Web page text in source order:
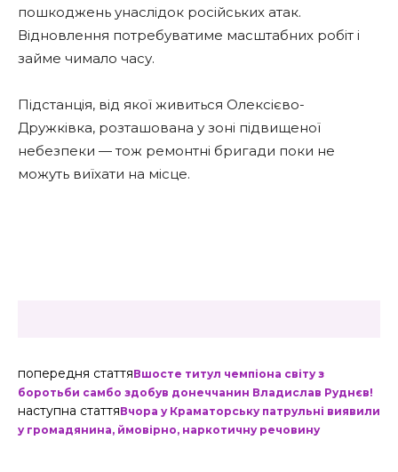
пошкоджень унаслідок російських атак.
Відновлення потребуватиме масштабних робіт і
займе чимало часу.
Підстанція, від якої живиться Олексієво-
Дружківка, розташована у зоні підвищеної
небезпеки — тож ремонтні бригади поки не
можуть виїхати на місце.
попередня статтяВшосте титул чемпіона світу з
боротьби самбо здобув донеччанин Владислав Руднєв!
наступна статтяВчора у Краматорську патрульні виявили
у громадянина, ймовірно, наркотичну речовину